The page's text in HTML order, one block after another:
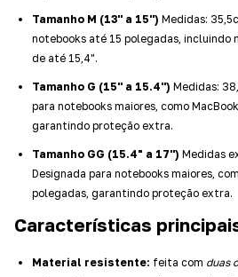
Tamanho M (13'' a 15'') Medidas:
notebooks até 15 polegadas, incluindo
de até 15,4".
Tamanho G (15'' a 15.4'') Medidas:
para notebooks maiores, como
garantindo proteção extra.
Tamanho GG (15.4" a 17'') Medidas
Designada para notebooks maiores,
polegadas, garantindo proteção extra.
Características
Material resistente: feita com duas